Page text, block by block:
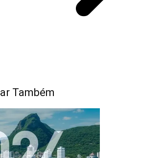
Também